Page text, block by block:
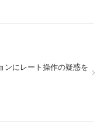
ンにレート操作の疑惑を
。選挙明け月曜を狙って